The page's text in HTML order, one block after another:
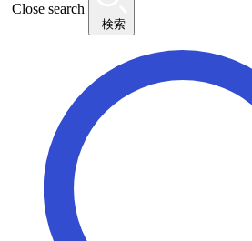
Close search
検索